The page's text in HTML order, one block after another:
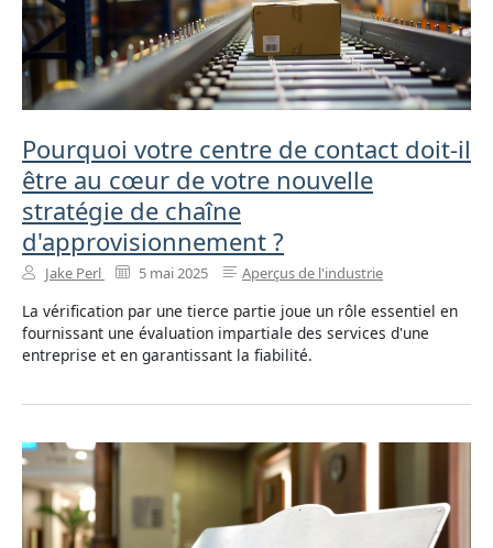
Pourquoi votre centre de contact doit-il
être au cœur de votre nouvelle
stratégie de chaîne
d'approvisionnement ?
Jake Perl 5 mai 2025 Aperçus de l'industrie
La vérification par une tierce partie joue un rôle essentiel en
fournissant une évaluation impartiale des services d'une
entreprise et en garantissant la fiabilité.